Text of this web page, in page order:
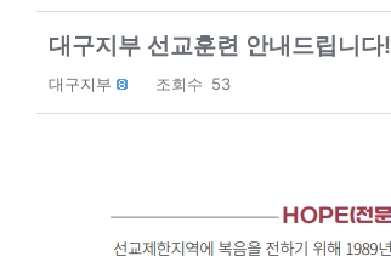
대구지부 선교훈련 안내드립니다!
대구지부 조회수 53